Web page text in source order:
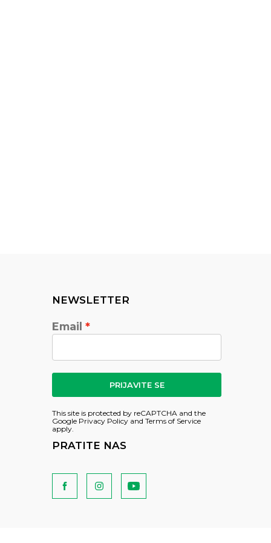
NEWSLETTER
Email
PRIJAVITE SE
This site is protected by reCAPTCHA and the
Google Privacy Policy and Terms of Service
apply.
PRATITE NAS